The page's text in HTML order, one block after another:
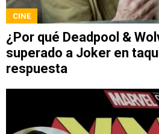
CINE
¿Por qué Deadpool &
superado a Joker en
respuesta